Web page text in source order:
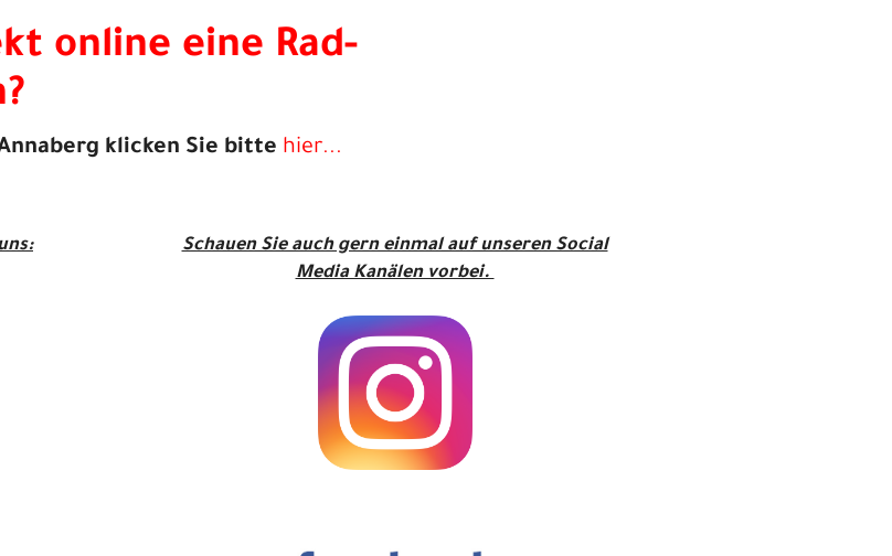
online eine Rad-
klicken Sie bitte hier...
Schauen Sie auch gern einmal auf unseren Social
Media Kanälen vorbei.